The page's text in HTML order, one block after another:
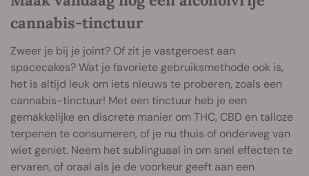
cannabis-tinctuur
Zweer je bij je joint? Of zit je vastgeroest aan
spacecakes? Wat je favoriete gebruiksmethode ook is,
het is altijd leuk om iets nieuws te proberen, zoals een
cannabis-tinctuur! Met een tinctuur heb je een
gemakkelijke en discrete manier om THC, CBD en talloze
terpenen te consumeren, of je nu thuis of onderweg van
wiet geniet. Neem het sublinguaal in om snel effecten te
ervaren, of oraal als je de voorkeur geeft aan een